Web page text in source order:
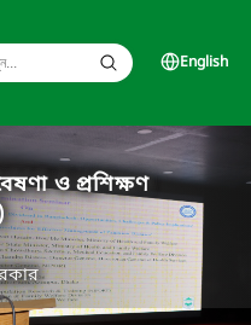
English
ও প্রশিক্ষণ